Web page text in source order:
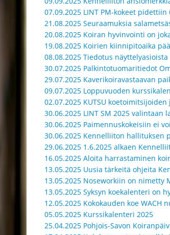
07.09.2025 LINT PM-kokeet pidettiin
21.08.2025 Seuraamuksia
20.08.2025 Koiran hyvinvointi on
19.08.2025 Koirien kiinnipitoaika
08.08.2025 Tiedotus näyttelyasioista
30.07.2025 Palkintotuomaritiedot
29.07.2025 Kaverikoiravastaavan
09.07.2025 Loppuvuoden
02.07.2025 KUTSU
30.06.2025 LINT SM 2025 valintaan
30.06.2025 Paimennuskokeisiin ei
30.06.2025 Kennelliiton hallituksen
29.06.2025 1.6.2025 alkaen
16.05.2025 Aloita harrastaminen
13.05.2025 Uusia tärkeitä ohjeita
13.05.2025 Noseworkiin on nimetty
13.05.2025 Syksyn koekalenteri on
12.05.2025 Kokokauden koe WACH
05.05.2025 Kurssikalenteri 2025
25.04.2025 Pohjois-Savon